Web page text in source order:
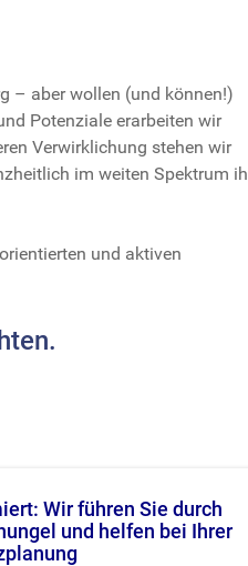
– aber wollen (und können!)
Potenziale erarbeiten wir
Verwirklichung stehen wir
im weiten Spektrum
und aktiven
Wir führen Sie durch
und helfen bei Ihrer